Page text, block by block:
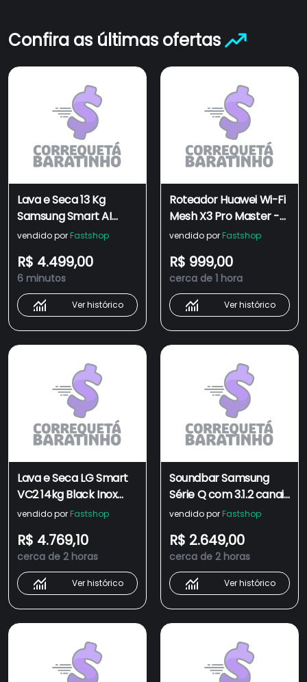
Confira as últimas ofertas
Lava e Seca 13 Kg
Samsung Smart AI
Control Inox - WD13FG
vendido por Fastshop
R$ 4.499,00
6 minutos
Ver histórico
Roteador Huawei Wi-Fi
Mesh X3 Pro Master -
GAEA2-PLM21-20
vendido por Fastshop
R$ 999,00
cerca de 1 hora
Ver histórico
Lava e Seca LG Smart
VC2 14kg Black Inox
com Inteligência
CV9014BC2A
vendido por Fastshop
R$ 4.769,10
cerca de 2 horas
Ver histórico
Soundbar Samsung
Série Q com 3.1.2 canais
e Subwoofer 2026 -
vendido por Fastshop
R$ 2.649,00
cerca de 2 horas
Ver histórico